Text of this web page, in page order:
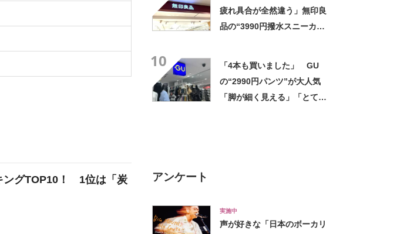
ングTOP10！ 1位は「炭
疲れ具合が全然違う」無印良
品の“3990円撥水スニーカ
10
「4本も買いました」 GU
の“2990円パンツ”が大人気
「脚が細く見える」「とても
アンケート
実施中
声が好きな「日本のボーカリ